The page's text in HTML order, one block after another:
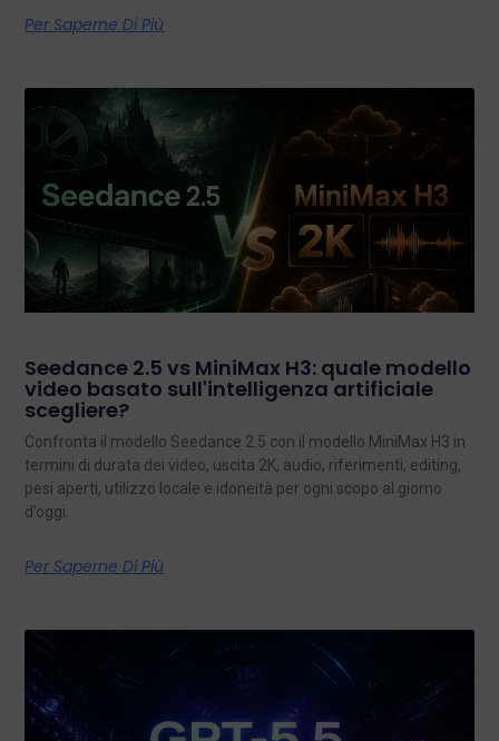
Per Saperne Di Più
Seedance 2.5 vs MiniMax H3: quale modello
video basato sull'intelligenza artificiale
scegliere?
Confronta il modello Seedance 2.5 con il modello MiniMax H3 in
termini di durata dei video, uscita 2K, audio, riferimenti, editing,
pesi aperti, utilizzo locale e idoneità per ogni scopo al giorno
d’oggi.
Per Saperne Di Più